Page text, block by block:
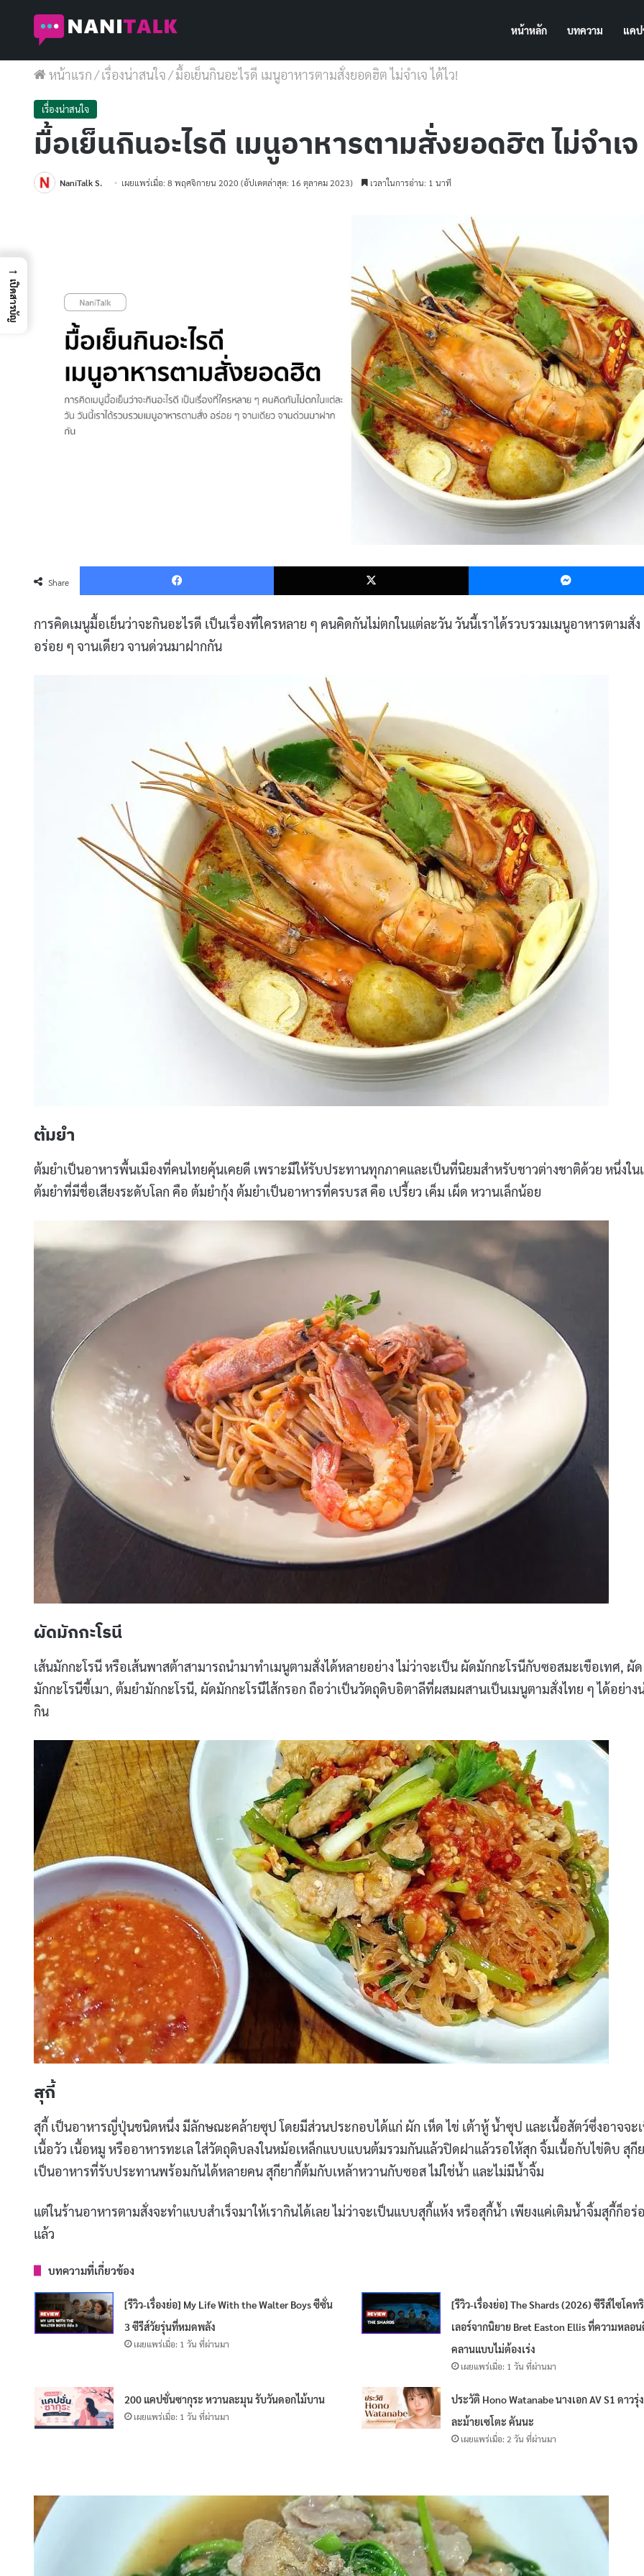
หน้าหลัก บทความ แค
หน้าแรก/เรื่องน่าสนใจ/มื้อเย็นกินอะไรดี เมนูอาหารตามสั่งยอดฮิต ไม่จำเจ ได้ไว!
เรื่องน่าสนใจ
มื้อเย็นกินอะไรดี เมนูอาหารตามสั่งยอดฮิต ไม่จำเจ
NaniTalk S. เผยแพร่เมื่อ: 8 พฤศจิกายน 2020 (อัปเดตล่าสุด: 16 ตุลาคม 2023) เวลาในการอ่าน: 1 นาที
Share
Facebook X
การคิดเมนูมื้อเย็นว่าจะกินอะไรดี เป็นเรื่องที่ใครหลาย ๆ คนคิดกันไม่ตกในแต่ละวัน วันนี้เราได้รวบรวมเมนูอาหารตามสั่ง
อร่อย ๆ จานเดียว จานด่วนมาฝากกัน
ต้มยำ
ต้มยำเป็นอาหารพื้นเมืองที่คนไทยคุ้นเคยดี เพราะมีให้รับประทานทุกภาคและเป็นที่นิยมสำหรับชาวต่างชาติด้วย หนึ่งใน
ต้มยำที่มีชื่อเสียงระดับโลก คือ ต้มยำกุ้ง ต้มยำเป็นอาหารที่ครบรส คือ เปรี้ยว เค็ม เผ็ด หวานเล็กน้อย
ผัดมักกะโรนี
เส้นมักกะโรนี หรือเส้นพาสต้าสามารถนำมาทำเมนูตามสั่งได้หลายอย่าง ไม่ว่าจะเป็น ผัดมักกะโรนีกับซอสมะเขือเทศ, ผัด
มักกะโรนีขี้เมา, ต้มยำมักกะโรนี, ผัดมักกะโรนีไส้กรอก ถือว่าเป็นวัตถุดิบอิตาลีที่ผสมผสานเป็นเมนูตามสั่งไทย ๆ ได้อย่าง
กิน
สุกี้
สุกี้ เป็นอาหารญี่ปุ่นชนิดหนึ่ง มีลักษณะคล้ายซุป โดยมีส่วนประกอบได้แก่ ผัก เห็ด ไข่ เต้าหู้ น้ำซุป และเนื้อสัตว์ซึ่งอาจจะ
เนื้อวัว เนื้อหมู หรืออาหารทะเล ใส่วัตถุดิบลงในหม้อเหล็กแบบแบนต้มรวมกันแล้วปิดฝาแล้วรอให้สุก จิ้มเนื้อกับไข่ดิบ สุกี
เป็นอาหารที่รับประทานพร้อมกันได้หลายคน สุกียากี้ต้มกับเหล้าหวานกับซอส ไม่ใช่น้ำ และไม่มีน้ำจิ้ม
แต่ในร้านอาหารตามสั่งจะทำแบบสำเร็จมาให้เรากินได้เลย ไม่ว่าจะเป็นแบบสุกี้แห้ง หรือสุกี้น้ำ เพียงแค่เติมน้ำจิ้มสุกี้ก็อร่
แล้ว
บทความที่เกี่ยวข้อง
[รีวิว-เรื่องย่อ] My Life With the Walter Boys ซีซั่น
3 ซีรีส์วัยรุ่นที่หมดพลัง
เผยแพร่เมื่อ: 1 วัน ที่ผ่านมา
[รีวิว-เรื่องย่อ] The Shards (2026) ซีรีส์ไซโคท
เลอร์จากนิยาย Bret Easton Ellis ที่ความหลอ
คลานแบบไม่ต้องเร่ง
เผยแพร่เมื่อ: 1 วัน ที่ผ่านมา
200 แคปชั่นซากุระ หวานละมุน รับวันดอกไม้บาน
เผยแพร่เมื่อ: 1 วัน ที่ผ่านมา
ประวัติ Hono Watanabe นางเอก AV S1 ดาวรุ่
ละม้ายเซโตะ คันนะ
เผยแพร่เมื่อ: 2 วัน ที่ผ่านมา
→
เปิดสารบัญ